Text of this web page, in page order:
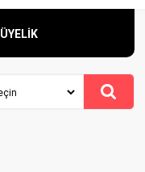
ÜYELİK